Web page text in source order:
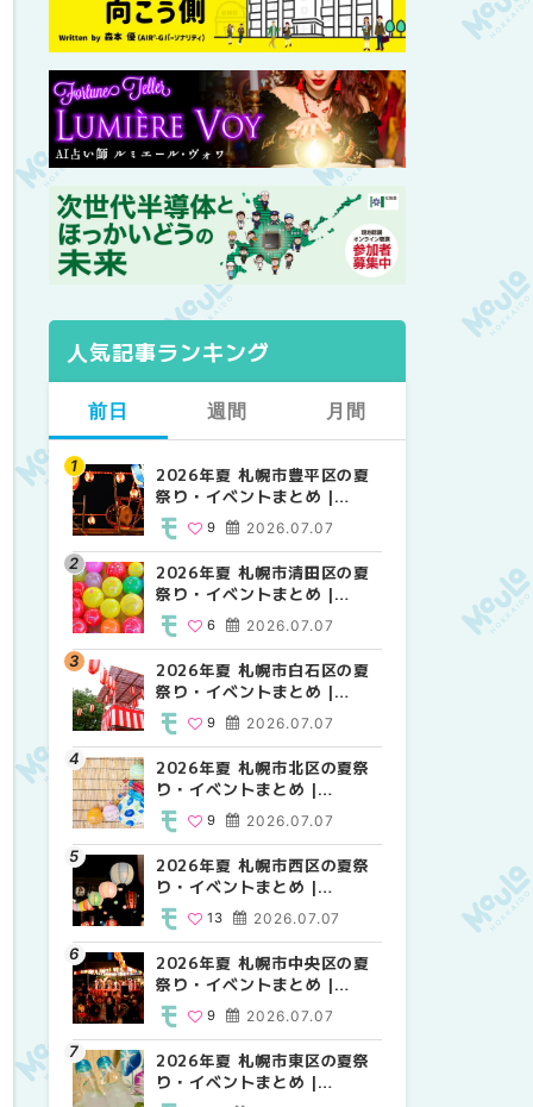
人気記事ランキング
前日
2026年夏 札幌市豊平区の夏
祭り・イベントまとめ |
MouLa HOKKAIDO
2026.07.07
9
2026年夏 札幌市清田区の夏
祭り・イベントまとめ |
MouLa HOKKAIDO
2026.07.07
6
2026年夏 札幌市白石区の夏
祭り・イベントまとめ |
MouLa HOKKAIDO
2026.07.07
9
2026年夏 札幌市北区の夏祭
り・イベントまとめ |
MouLa HOKKAIDO
2026.07.07
9
2026年夏 札幌市西区の夏祭
り・イベントまとめ |
MouLa HOKKAIDO
2026.07.07
13
2026年夏 札幌市中央区の夏
祭り・イベントまとめ |
MouLa HOKKAIDO
2026.07.07
9
2026年夏 札幌市東区の夏祭
り・イベントまとめ |
週間
【2026年最新】札幌のおすす
めビアガーデン｜オープン日
穴場テラスまで | MouLa
HOKKAIDO
24
2026年夏 札幌市白石区の夏
祭り・イベントまとめ |
9
2026年夏 札幌市西区の夏祭
り・イベントまとめ |
13
2026年夏 札幌市豊平区の夏
祭り・イベントまとめ |
9
2026年夏 札幌市北区の夏祭
り・イベントまとめ |
9
2026年夏 札幌市清田区の夏
祭り・イベントまとめ |
6
2026年夏 札幌市手稲区の夏
祭り・イベントまとめ |
月間
【2026年最新】札幌のおすす
めビアガーデン｜オープン日
穴場テラスまで | MouLa
HOKKAIDO
24
2026年夏 札幌市北区の夏祭
り・イベントまとめ |
9
2026年夏 札幌市白石区の夏
祭り・イベントまとめ |
9
2026年夏 札幌市西区の夏祭
り・イベントまとめ |
13
2026年夏 札幌市清田区の夏
祭り・イベントまとめ |
6
2026年夏 札幌市手稲区の夏
祭り・イベントまとめ |
10
2026年夏 札幌市豊平区の夏
祭り・イベントまとめ |